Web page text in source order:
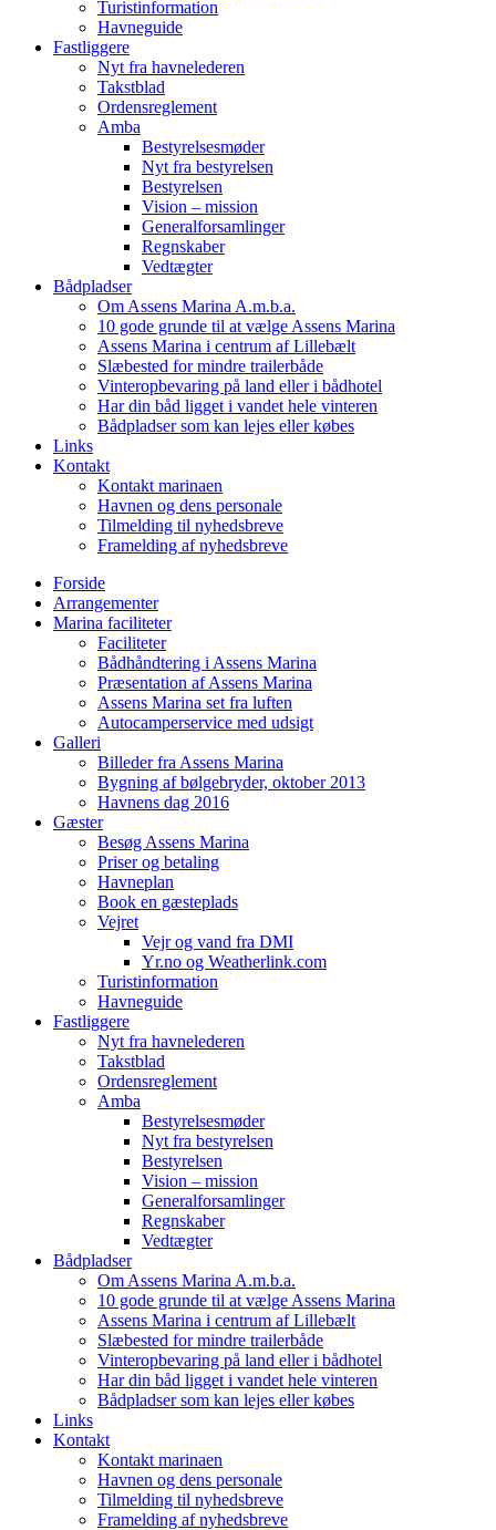
Turistinformation
Havneguide
Fastliggere
Nyt fra havnelederen
Takstblad
Ordensreglement
Amba
Bestyrelsesmøder
Nyt fra bestyrelsen
Bestyrelsen
Vision – mission
Generalforsamlinger
Regnskaber
Vedtægter
Bådpladser
Om Assens Marina A.m.b.a.
10 gode grunde til at vælge Assens Marina
Assens Marina i centrum af Lillebælt
Slæbested for mindre trailerbåde
Vinteropbevaring på land eller i bådhotel
Har din båd ligget i vandet hele vinteren
Bådpladser som kan lejes eller købes
Links
Kontakt
Kontakt marinaen
Havnen og dens personale
Tilmelding til nyhedsbreve
Framelding af nyhedsbreve
Forside
Arrangementer
Marina faciliteter
Faciliteter
Bådhåndtering i Assens Marina
Præsentation af Assens Marina
Assens Marina set fra luften
Autocamperservice med udsigt
Galleri
Billeder fra Assens Marina
Bygning af bølgebryder, oktober 2013
Havnens dag 2016
Gæster
Besøg Assens Marina
Priser og betaling
Havneplan
Book en gæsteplads
Vejret
Vejr og vand fra DMI
Yr.no og Weatherlink.com
Turistinformation
Havneguide
Fastliggere
Nyt fra havnelederen
Takstblad
Ordensreglement
Amba
Bestyrelsesmøder
Nyt fra bestyrelsen
Bestyrelsen
Vision – mission
Generalforsamlinger
Regnskaber
Vedtægter
Bådpladser
Om Assens Marina A.m.b.a.
10 gode grunde til at vælge Assens Marina
Assens Marina i centrum af Lillebælt
Slæbested for mindre trailerbåde
Vinteropbevaring på land eller i bådhotel
Har din båd ligget i vandet hele vinteren
Bådpladser som kan lejes eller købes
Links
Kontakt
Kontakt marinaen
Havnen og dens personale
Tilmelding til nyhedsbreve
Framelding af nyhedsbreve